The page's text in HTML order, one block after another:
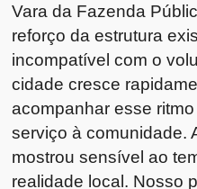
Vara da Fazenda
reforço da estrutura
incompatível com o
cidade cresce
acompanhar esse
serviço à comunidade.
mostrou sensível ao
realidade local. Nosso